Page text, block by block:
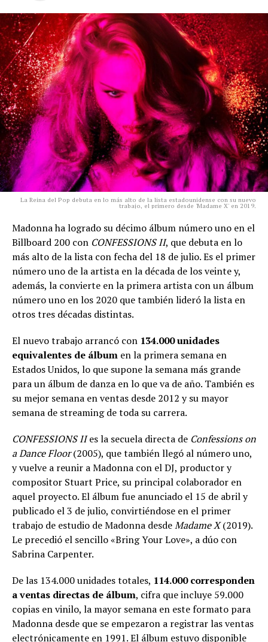
La Reina del Pop debuta en lo más alto de la lista estadounidense con su nuevo
trabajo, el primero desde 'Madame X' en 2019.
Madonna ha logrado su décimo álbum número uno en el
Billboard 200 con CONFESSIONS II, que debuta en lo
más alto de la lista con fecha del 18 de julio. Es el primer
número uno de la artista en la década de los veinte y,
además, la convierte en la primera artista con un álbum
número uno en los 2020 que también lideró la lista en
otros tres décadas distintas.
El nuevo trabajo arrancó con 134.000 unidades
equivalentes de álbum en la primera semana en
Estados Unidos, lo que supone la semana más grande
para un álbum de danza en lo que va de año. También es
su mejor semana en ventas desde 2012 y su mayor
semana de streaming de toda su carrera.
CONFESSIONS IIes la secuela directa de Confessions on
a Dance Floor(2005), que también llegó al número uno,
y vuelve a reunir a Madonna con el DJ, productor y
compositor Stuart Price, su principal colaborador en
aquel proyecto. El álbum fue anunciado el 15 de abril y
publicado el 3 de julio, convirtiéndose en el primer
trabajo de estudio de Madonna desdeMadame X(2019).
Le precedió el sencillo «Bring Your Love», a dúo con
Sabrina Carpenter.
De las 134.000 unidades totales, 114.000 corresponden
a ventas directas de álbum, cifra que incluye 59.000
copias en vinilo, la mayor semana en este formato para
Madonna desde que se empezaron a registrar las ventas
electrónicamente en 1991. El álbum estuvo disponible